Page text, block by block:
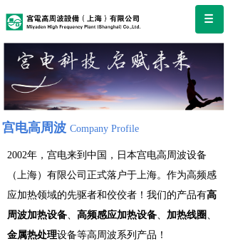
宫电高周波 Company Profile
2002年，宫电来到中国，日本宫电高周波设备
（上海）有限公司正式落户于上海。作为高频感
应加热领域的先驱者和佼佼者！我们的产品有高
周波加热设备、 高频感应加热设备、 加热线圈 、
金属热处理设备等高周波系列产品！